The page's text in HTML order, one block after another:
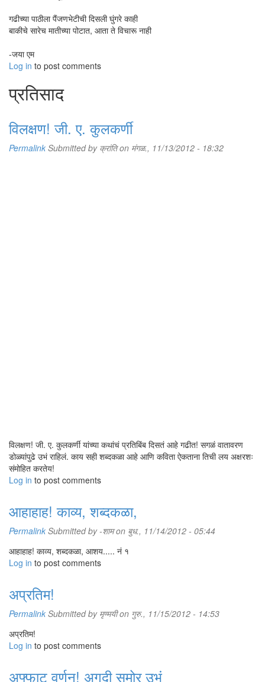
गढीच्या पाठीला पैंजणभेटीची दिसली घुंगरे काही
बाकीचे सारेच मातीच्या पोटात, आता ते विचारू नाही
-जया एम
Log in to post comments
प्रतिसाद
विलक्षण! जी. ए. कुलकर्णी
Permalink Submitted by क्रांतिon मंगळ., 11/13/2012 - 18:32
विलक्षण! जी. ए. कुलकर्णी यांच्या कथांचं प्रतिबिंब दिसतं आहे गढीत! सगळं वातावरण
डोळ्यांपुढे उभं राहिलं. काय सही शब्दकळा आहे आणि कविता ऐकताना तिची लय अक्षरशः
संमोहित करतेय!
Log in to post comments
आहाहाह! काव्य, शब्दकळा,
Permalink Submitted by-शामon बुध., 11/14/2012 - 05:44
आहाहाह! काव्य, शब्दकळा, आशय..... नं १
Log in to post comments
अप्रतिम!
Permalink Submitted by मृण्मयीon गुरु., 11/15/2012 - 14:53
अप्रतिम!
Log in to post comments
अफ्फाट वर्णन! अगदी समोर उभं